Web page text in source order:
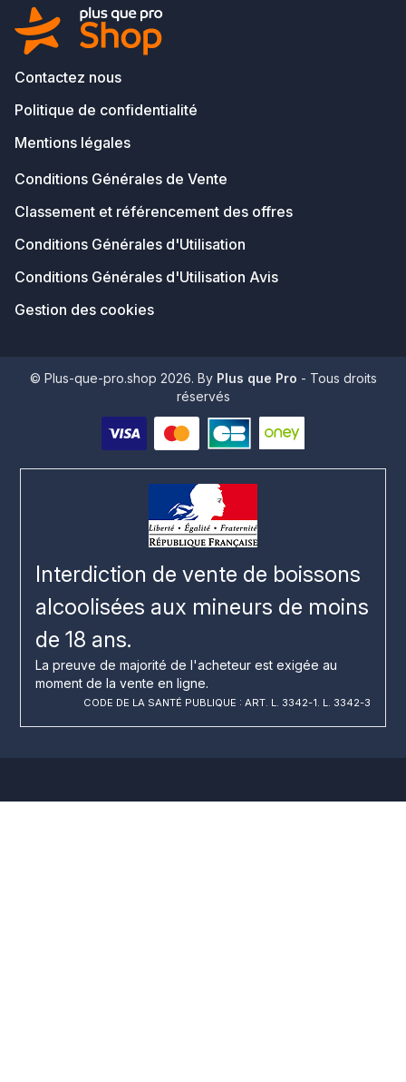
Contactez nous
Politique de confidentialité
Mentions légales
Conditions Générales de Vente
Classement et référencement des offres
Conditions Générales d'Utilisation
Conditions Générales d'Utilisation Avis
Gestion des cookies
© Plus-que-pro.shop 2026. By Plus que Pro - Tous droits
réservés
Interdiction de vente de boissons
alcoolisées aux mineurs de moins
de 18 ans.
La preuve de majorité de l'acheteur est exigée au
moment de la vente en ligne.
CODE DE LA SANTÉ PUBLIQUE : ART. L. 3342-1. L. 3342-3